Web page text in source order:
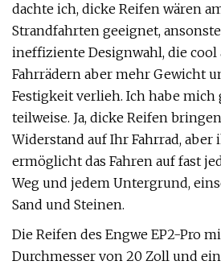
dachte ich, dicke Reifen wären
Strandfahrten geeignet,
ineffiziente Designwahl, die cool
Fahrrädern aber mehr Gewicht
Festigkeit verlieh. Ich habe
teilweise. Ja, dicke Reifen
Widerstand auf Ihr Fahrrad, aber
ermöglicht das Fahren auf fast
Weg und jedem Untergrund,
Sand und Steinen.
Die Reifen des Engwe EP2-Pro
Durchmesser von 20 Zoll und